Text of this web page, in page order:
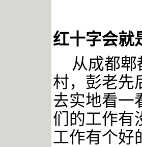
红十字会就
从成都
村，彭老先
去实地看一
们的工作有
工作有个好